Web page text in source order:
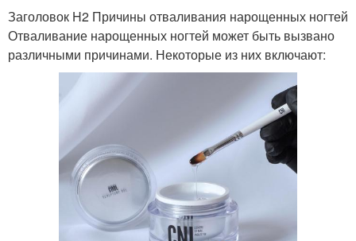
Заголовок H2 Причины отваливания нарощенных ногтей
Отваливание нарощенных ногтей может быть вызвано
различными причинами. Некоторые из них включают: